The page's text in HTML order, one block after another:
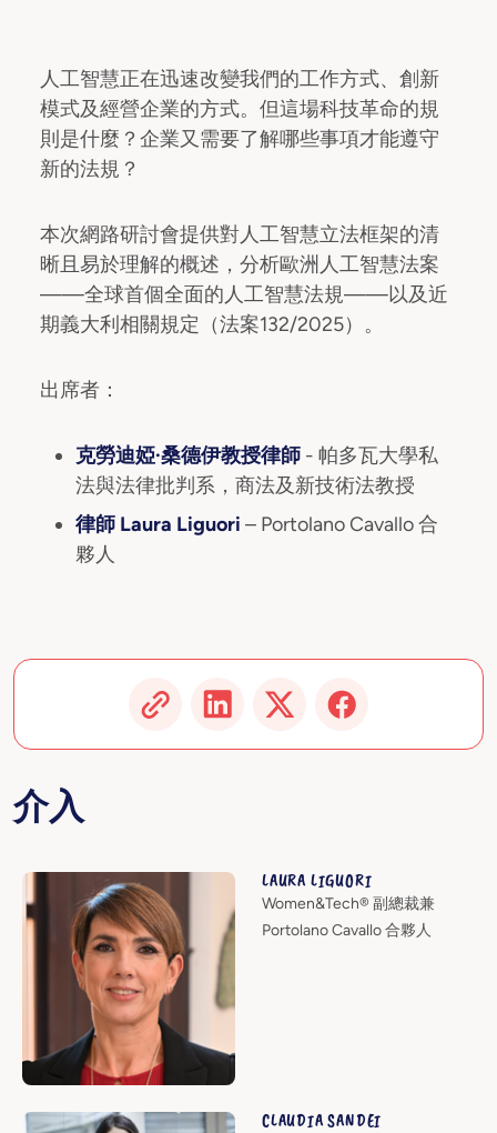
人工智慧正在迅速改變我們的工作方式、創新
模式及經營企業的方式。但這場科技革命的規
則是什麼？企業又需要了解哪些事項才能遵守
新的法規？
本次網路研討會提供對人工智慧立法框架的清
晰且易於理解的概述，分析歐洲人工智慧法案
——全球首個全面的人工智慧法規——以及近
期義大利相關規定（法案132/2025）。
出席者：
克勞迪婭·桑德伊教授律師 - 帕多瓦大學私
法與法律批判系，商法及新技術法教授
律師 Laura Liguori – Portolano Cavallo 合
夥人
介入
LAURA LIGUORI
Women&Tech® 副總裁兼
Portolano Cavallo 合夥人
CLAUDIA SANDEI